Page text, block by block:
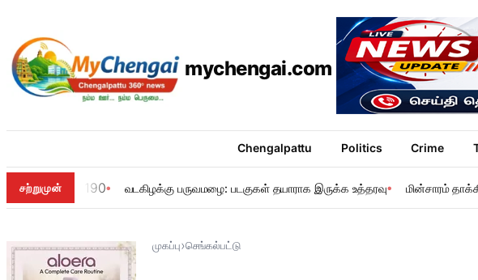
mychengai.com
Chengalpattu Politics Crime
சற்றுமுன் 190 வடகிழக்கு பருவமழை: படகுகள் தயாராக இருக்க உத்தரவு மின்சாரம்
முகப்பு›செங்கல்பட்டு